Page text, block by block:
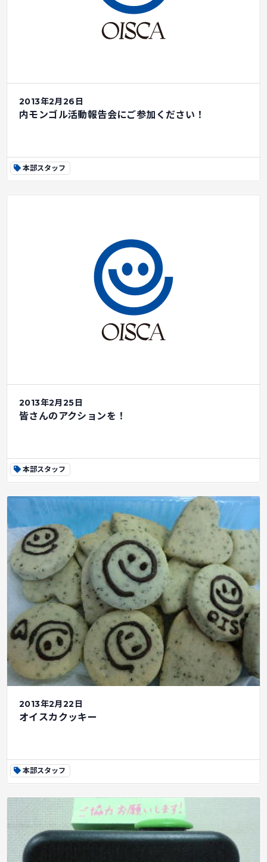
2013年2月26日
内モンゴル活動報告会にご参加ください！
本部スタッフ
2013年2月25日
皆さんのアクションを！
本部スタッフ
2013年2月22日
オイスカクッキー
本部スタッフ